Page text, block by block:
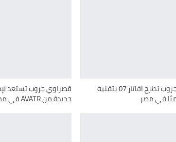
قصراوي جروب تطرح افاتار 07 بتقنية قصراوي جروب تستعد
جديدة من AVATR في مصر